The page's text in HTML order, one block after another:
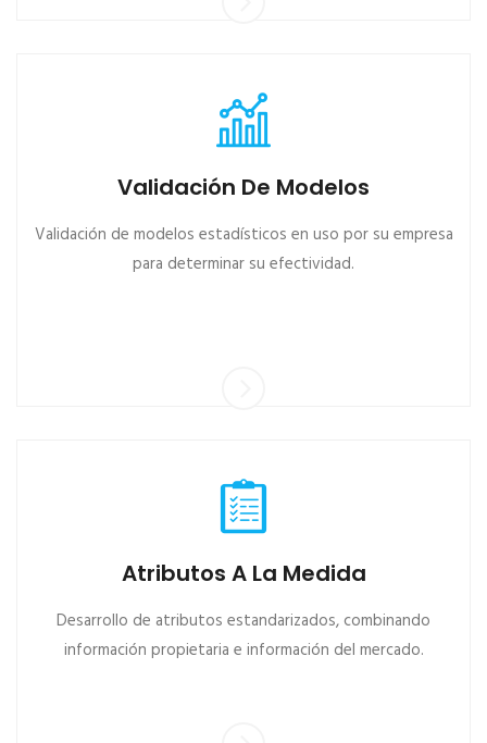
Validación De Modelos
Validación de modelos estadísticos en uso por su empresa
para determinar su efectividad.
Atributos A La Medida
Desarrollo de atributos estandarizados, combinando
información propietaria e información del mercado.